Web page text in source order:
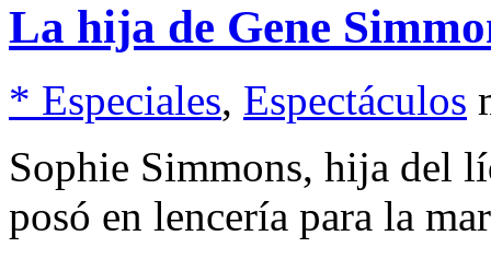
La hija de Gene
* Especiales, Espectáculos
Sophie Simmons, hija del
posó en lencería para la